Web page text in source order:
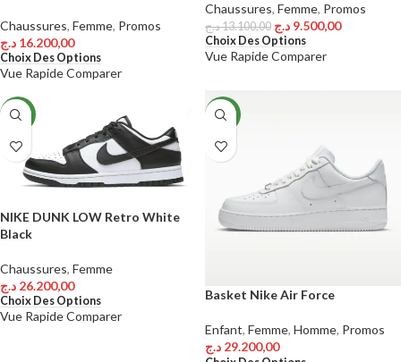
Chaussures, Femme, Promos
16.200,00 د.ج
Choix Des Options
Vue RapideComparer
Chaussures, Femme, Promos
13.100,00د.ج 9.500,00 د.ج
Choix Des Options
Vue RapideComparer
NEW
NIKE DUNK LOW Retro White
Black
Chaussures, Femme
26.200,00 د.ج
Choix Des Options
Vue RapideComparer
NEW
Basket Nike Air Force
Enfant, Femme, Homme, Promos
29.200,00 د.ج